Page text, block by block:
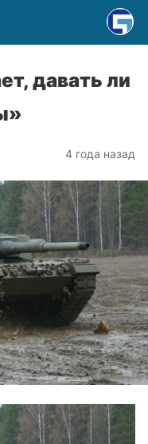
давать ли
4 года назад